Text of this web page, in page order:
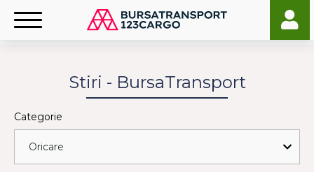
Stiri - BursaTransport
Categorie